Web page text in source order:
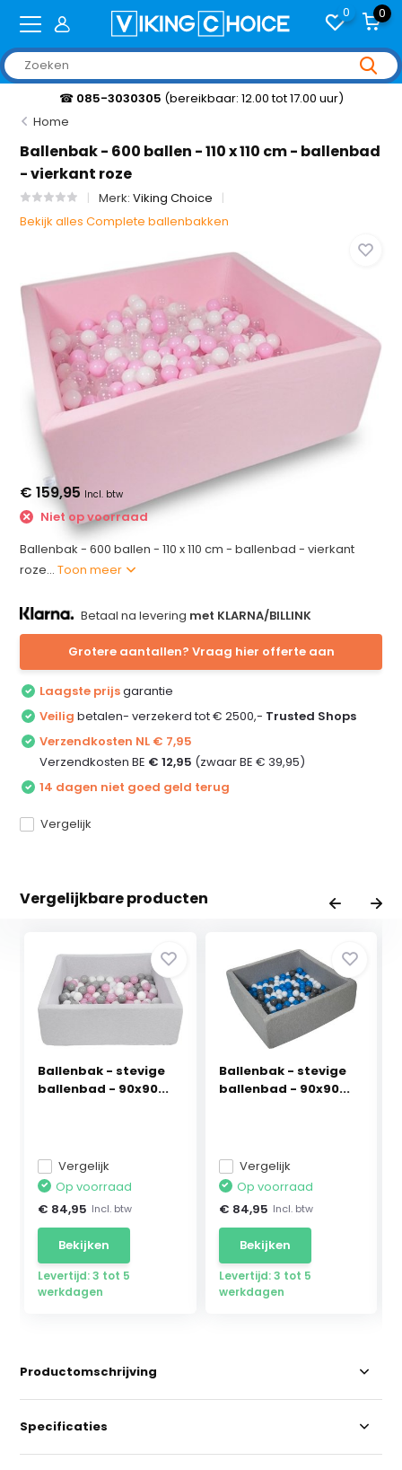
0 0
☎ 085-3030305 (bereikbaar: 12.00 tot 17.00 uur)
Home
Ballenbak - 600 ballen - 110 x 110 cm - ballenbad
- vierkant roze
Merk:Viking Choice
Bekijk alles Complete ballenbakken
€ 159,95 Incl. btw
Niet op voorraad
Ballenbak - 600 ballen - 110 x 110 cm - ballenbad - vierkant
roze...Toon meer
Betaal na levering met KLARNA/BILLINK
Grotere aantallen? Vraag hier offerte aan
Laagste prijsgarantie
Veilig betalen- verzekerd tot € 2500,- Trusted Shops
Verzendkosten NL € 7,95
Verzendkosten BE € 12,95 (zwaar BE € 39,95)
14 dagen niet goed geld terug
Vergelijk
Vergelijkbare producten
Ballenbak - stevige
ballenbad - 90x90...
Vergelijk
Op voorraad
€ 84,95 Incl. btw
Bekijken
Levertijd: 3 tot 5
werkdagen
Ballenbak - stevige
ballenbad - 90x90...
Vergelijk
Op voorraad
€ 84,95 Incl. btw
Bekijken
Levertijd: 3 tot 5
werkdagen
Productomschrijving
Specificaties